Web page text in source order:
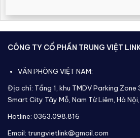
CÔNG TY CỔ PHẦN TRUNG VIỆT
VĂN PHÒNG VIỆT NAM:
Địa chỉ: Tầng 1, khu TMDV Parking Zone
Smart City Tây Mỗ, Nam Từ Liêm, Hà
Hotline: 0363.098.816
Email: trungvietlink@gmail.com